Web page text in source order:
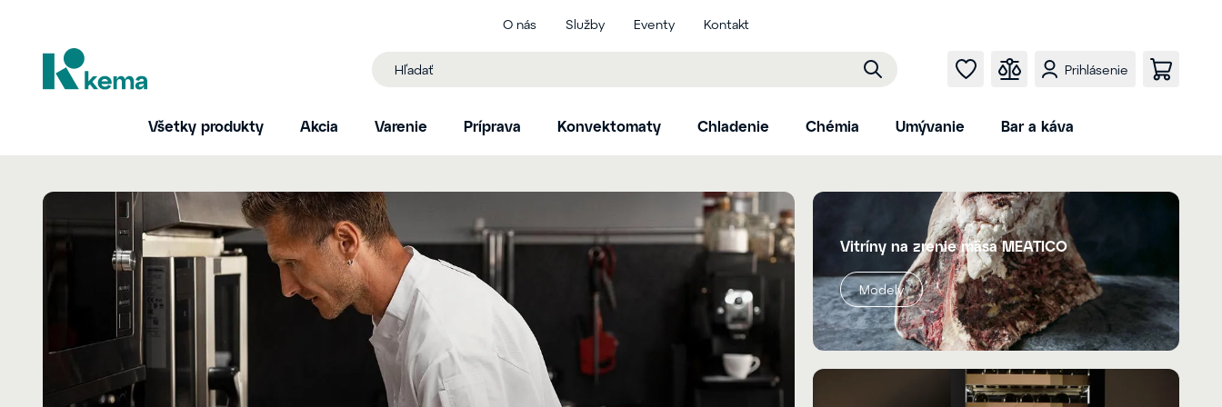
O nás Služby Eventy Kontakt
Prihlásenie
Všetky produkty Akcia Varenie Príprava Konvektomaty Chladenie Chémia Umývanie Bar a káva
Vitríny na zrenie mäsa MEATICO
Modely